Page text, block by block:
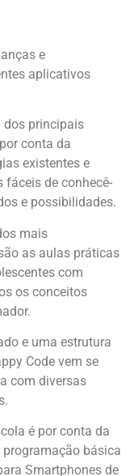
e
aplicativos
dos principais
conta da
existentes e
fáceis de conhecê-
e possibilidades.
mais
as aulas práticas
com
os conceitos
e uma estrutura
Code vem se
com diversas
é por conta da
programação básica
Smartphones de